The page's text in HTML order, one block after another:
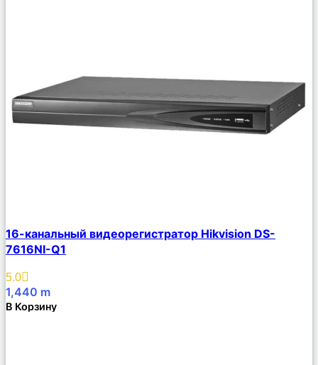
Описание
Избранное
16-канальный видеорегистратор Hikvision DS-
7616NI-Q1
5.0
1,440 m
В Корзину